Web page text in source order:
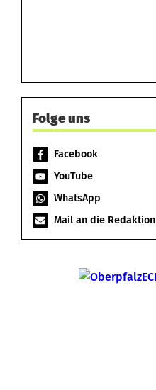
Folge uns
Facebook
YouTube
WhatsApp
Mail an die Redaktion